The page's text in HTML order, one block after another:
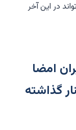
در این آخر
امضا
گذاشته